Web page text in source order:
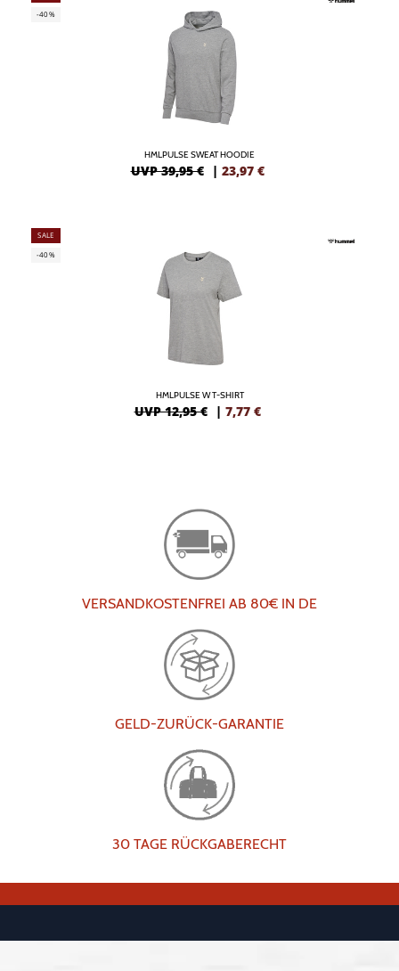
-40%
HMLPULSE SWEAT HOODIE
UVP 39,95 € | 23,97 €
SALE
-40%
HMLPULSE W T-SHIRT
UVP 12,95 € | 7,77 €
VERSANDKOSTENFREI AB 80€ IN DE
GELD-ZURÜCK-GARANTIE
30 TAGE RÜCKGABERECHT